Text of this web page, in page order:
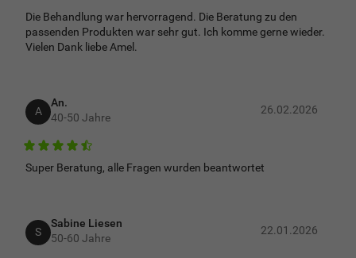
Die Behandlung war hervorragend. Die Beratung zu den
passenden Produkten war sehr gut. Ich komme gerne wieder.
Vielen Dank liebe Amel.
A
An.
40-50 Jahre
26.02.2026
Super Beratung, alle Fragen wurden beantwortet
S
Sabine Liesen
50-60 Jahre
22.01.2026